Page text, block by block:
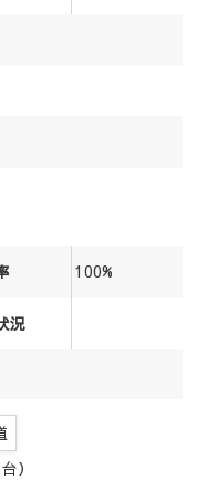
100%
況
）